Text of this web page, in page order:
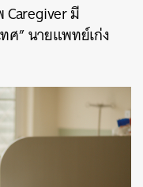
มี
ศ” นายแพทย์เก่ง